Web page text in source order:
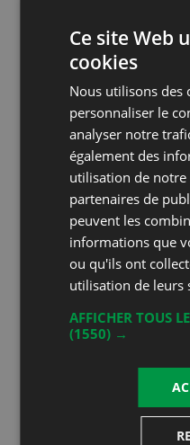
domaine!
Coordonnées
Christian Dupuis
Chemin de St-
1173 Féchy
Phone +41 21
Mobile +41 78
+41 21
E-mail
Website http://
Suivez-nous sur les réseaux
Ce site Web
cookies
Nous utilisons des
personnaliser le
analyser notre
également des
utilisation de notre
partenaires de
peuvent les
informations que
ou qu'ils ont
utilisation de leurs
AFFICHER TOUS
(1550) →